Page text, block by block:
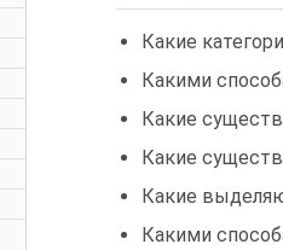
Какие
Какими
Какие
Какие
Какие
Какими